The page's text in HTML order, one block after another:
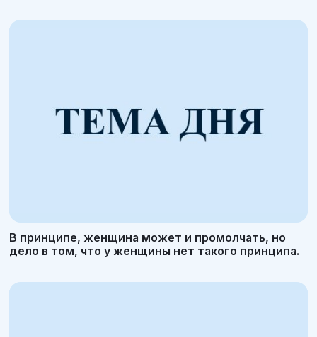
В принципе, женщина может и промолчать, но
дело в том, что у женщины нет такого принципа.